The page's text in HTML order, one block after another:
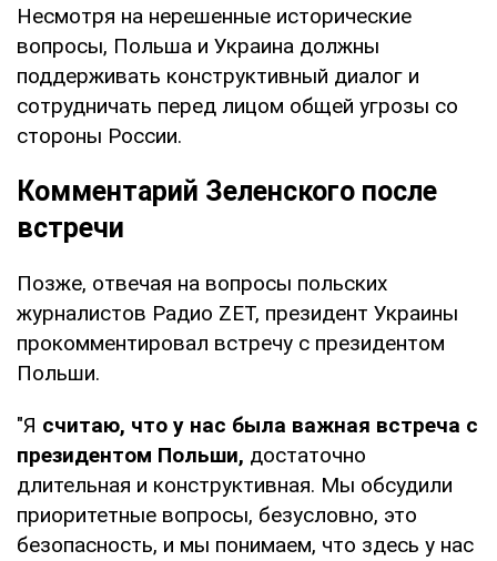
Несмотря на нерешенные исторические
вопросы, Польша и Украина должны
поддерживать конструктивный диалог и
сотрудничать перед лицом общей угрозы со
стороны России.
Комментарий Зеленского после
встречи
Позже, отвечая на вопросы польских
журналистов Радио ZET, президент Украины
прокомментировал встречу с президентом
Польши.
"Я считаю, что у нас была важная встреча с
президентом Польши, достаточно
длительная и конструктивная. Мы обсудили
приоритетные вопросы, безусловно, это
безопасность, и мы понимаем, что здесь у нас